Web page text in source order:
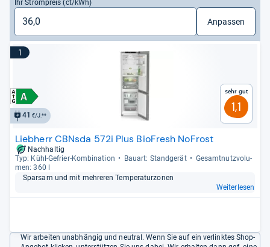
Ihr Strompreis (ct/kWh)
Anpassen
1
41 €/J.**
Sehr gut
1,1
Liebherr CBNsda 572i Plus BioFresh NoFrost
Nachhaltig
Typ: Kühl-​Gefrier-​Kom­bi­na­tion
Bau­art: Stand­ge­rät
Gesamt­nutz­vo­lu­
men: 360 l
Spar­sam und mit meh­re­ren Tem­pe­ra­tur­zo­nen
Weiterlesen
Wir arbeiten unabhängig und neutral. Wenn Sie auf ein verlinktes Shop-